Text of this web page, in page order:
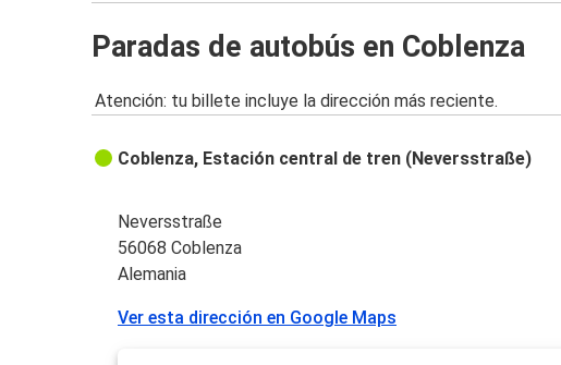
Paradas de autobús en Coblenza
Atención: tu billete incluye la dirección más reciente.
Coblenza, Estación central de tren (Neversstraße)
Neversstraße
56068 Coblenza
Alemania
Ver esta dirección en Google Maps